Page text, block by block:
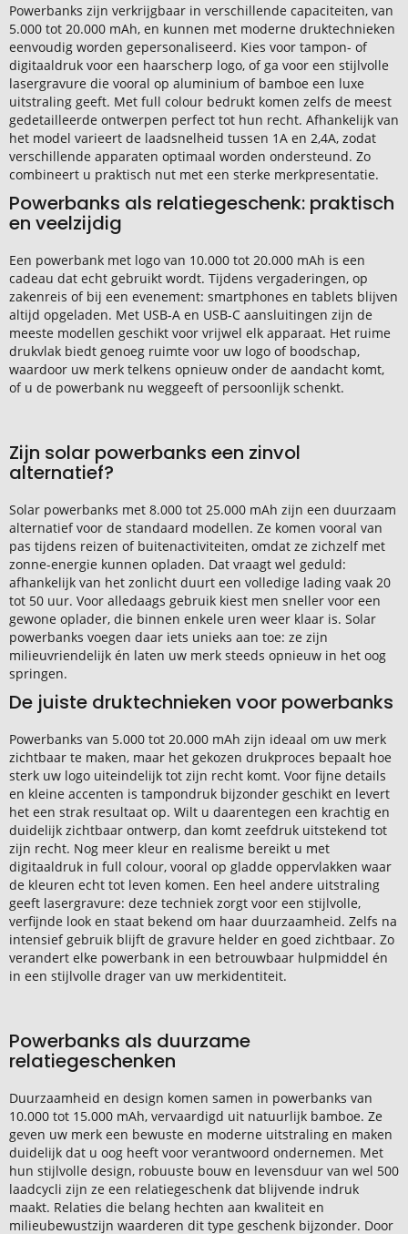
Powerbanks zijn verkrijgbaar in verschillende capaciteiten, van
5.000 tot 20.000 mAh, en kunnen met moderne druktechnieken
eenvoudig worden gepersonaliseerd. Kies voor tampon- of
digitaaldruk voor een haarscherp logo, of ga voor een stijlvolle
lasergravure die vooral op aluminium of bamboe een luxe
uitstraling geeft. Met full colour bedrukt komen zelfs de meest
gedetailleerde ontwerpen perfect tot hun recht. Afhankelijk van
het model varieert de laadsnelheid tussen 1A en 2,4A, zodat
verschillende apparaten optimaal worden ondersteund. Zo
combineert u praktisch nut met een sterke merkpresentatie.
Powerbanks als relatiegeschenk: praktisch
en veelzijdig
Een powerbank met logo van 10.000 tot 20.000 mAh is een
cadeau dat echt gebruikt wordt. Tijdens vergaderingen, op
zakenreis of bij een evenement: smartphones en tablets blijven
altijd opgeladen. Met USB-A en USB-C aansluitingen zijn de
meeste modellen geschikt voor vrijwel elk apparaat. Het ruime
drukvlak biedt genoeg ruimte voor uw logo of boodschap,
waardoor uw merk telkens opnieuw onder de aandacht komt,
of u de powerbank nu weggeeft of persoonlijk schenkt.
Zijn solar powerbanks een zinvol
alternatief?
Solar powerbanks met 8.000 tot 25.000 mAh zijn een duurzaam
alternatief voor de standaard modellen. Ze komen vooral van
pas tijdens reizen of buitenactiviteiten, omdat ze zichzelf met
zonne-energie kunnen opladen. Dat vraagt wel geduld:
afhankelijk van het zonlicht duurt een volledige lading vaak 20
tot 50 uur. Voor alledaags gebruik kiest men sneller voor een
gewone oplader, die binnen enkele uren weer klaar is. Solar
powerbanks voegen daar iets unieks aan toe: ze zijn
milieuvriendelijk én laten uw merk steeds opnieuw in het oog
springen.
De juiste druktechnieken voor powerbanks
Powerbanks van 5.000 tot 20.000 mAh zijn ideaal om uw merk
zichtbaar te maken, maar het gekozen drukproces bepaalt hoe
sterk uw logo uiteindelijk tot zijn recht komt. Voor fijne details
en kleine accenten is tampondruk bijzonder geschikt en levert
het een strak resultaat op. Wilt u daarentegen een krachtig en
duidelijk zichtbaar ontwerp, dan komt zeefdruk uitstekend tot
zijn recht. Nog meer kleur en realisme bereikt u met
digitaaldruk in full colour, vooral op gladde oppervlakken waar
de kleuren echt tot leven komen. Een heel andere uitstraling
geeft lasergravure: deze techniek zorgt voor een stijlvolle,
verfijnde look en staat bekend om haar duurzaamheid. Zelfs na
intensief gebruik blijft de gravure helder en goed zichtbaar. Zo
verandert elke powerbank in een betrouwbaar hulpmiddel én
in een stijlvolle drager van uw merkidentiteit.
Powerbanks als duurzame
relatiegeschenken
Duurzaamheid en design komen samen in powerbanks van
10.000 tot 15.000 mAh, vervaardigd uit natuurlijk bamboe. Ze
geven uw merk een bewuste en moderne uitstraling en maken
duidelijk dat u oog heeft voor verantwoord ondernemen. Met
hun stijlvolle design, robuuste bouw en levensduur van wel 500
laadcycli zijn ze een relatiegeschenk dat blijvende indruk
maakt. Relaties die belang hechten aan kwaliteit en
milieubewustzijn waarderen dit type geschenk bijzonder. Door